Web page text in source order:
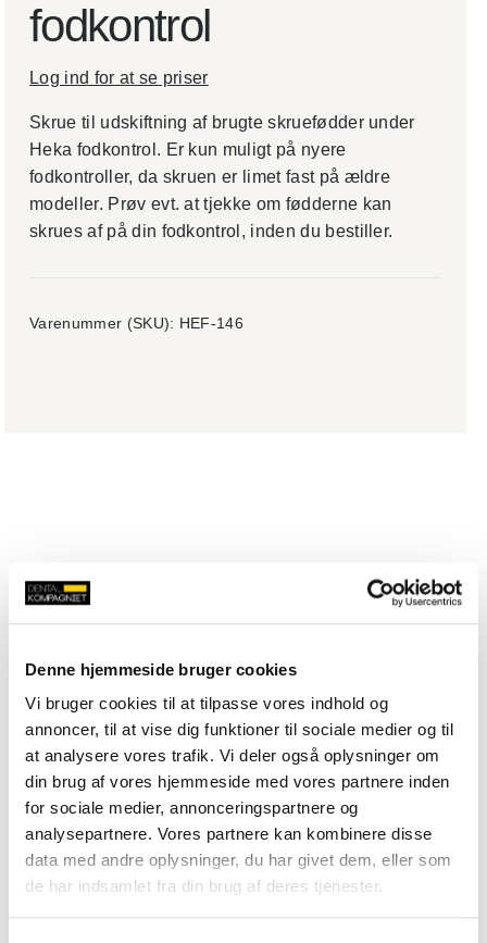
Denne hjemmeside bruger cookies
Vi bruger cookies til at tilpasse vores indhold og
annoncer, til at vise dig funktioner til sociale medier og til
at analysere vores trafik. Vi deler også oplysninger om
din brug af vores hjemmeside med vores partnere inden
for sociale medier, annonceringspartnere og
analysepartnere. Vores partnere kan kombinere disse
data med andre oplysninger, du har givet dem, eller som
de har indsamlet fra din brug af deres tjenester.
fodkontrol
Log ind for at se priser
Skrue til udskiftning af brugte skruefødder under
Heka fodkontrol. Er kun muligt på nyere
fodkontroller, da skruen er limet fast på ældre
modeller. Prøv evt. at tjekke om fødderne kan
skrues af på din fodkontrol, inden du bestiller.
Varenummer (SKU): HEF-146